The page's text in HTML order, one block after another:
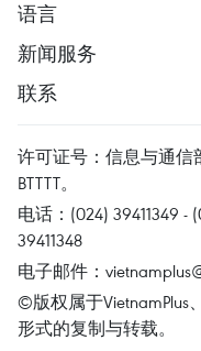
语言
新闻服务
联系
许可证号：信息与通信
BTTTT。
电话：(024) 39411349 -
39411348
电子邮件：
©版权属于VietnamPlus
形式的复制与转载。